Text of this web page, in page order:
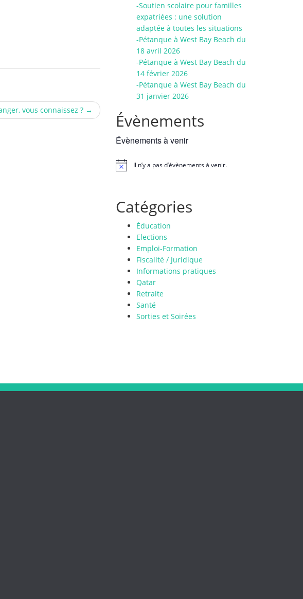
vous connaissez ? →
-Soutien scolaire pour familles
expatriées : une solution
adaptée à toutes les situations
-Pétanque à West Bay Beach du
18 avril 2026
-Pétanque à West Bay Beach du
14 février 2026
-Pétanque à West Bay Beach du
31 janvier 2026
Évènements
Évènements à venir
N
c
e
Il n’y a pas d’évènements à venir.
Catégories
Éducation
Elections
Emploi-Formation
Fiscalité / Juridique
Informations pratiques
Qatar
Retraite
Santé
Sorties et Soirées